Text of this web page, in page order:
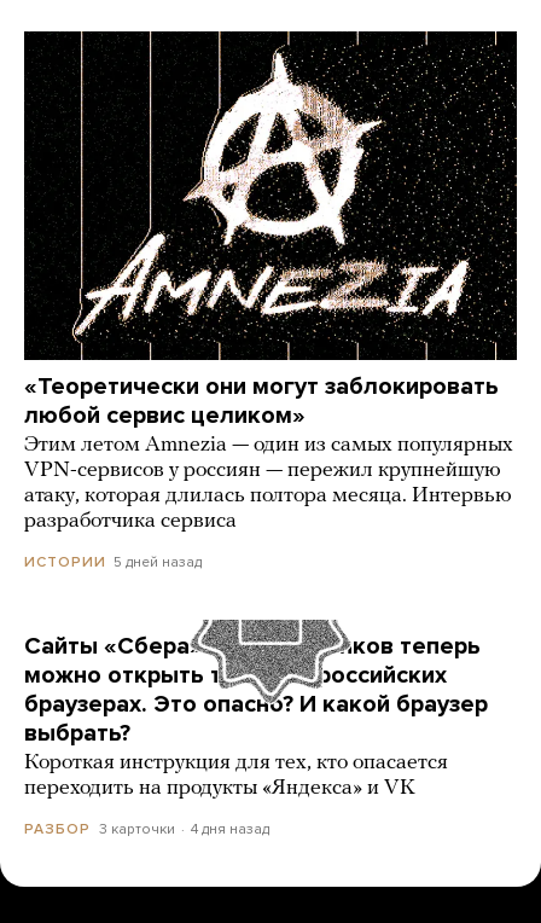
«Теоретически они могут заблокировать
любой сервис целиком»
Этим летом Amnezia — один из самых популярных
VPN-сервисов у россиян — пережил крупнейшую
атаку, которая длилась полтора месяца. Интервью
разработчика сервиса
ИСТОРИИ 5 дней назад
Сайты «Сбера» и других банков теперь
можно открыть только в российских
браузерах. Это опасно? И какой браузер
выбрать?
Короткая инструкция для тех, кто опасается
переходить на продукты «Яндекса» и VK
РАЗБОР 3 карточки 4 дня назад